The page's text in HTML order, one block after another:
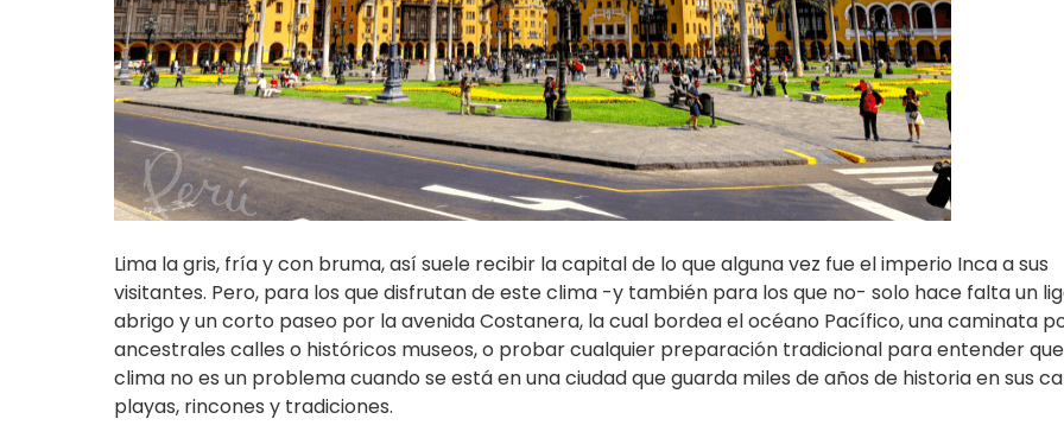
Lima la gris, fría y con bruma, así suele recibir la capital de lo que alguna vez fue el imperio Inca a sus
visitantes. Pero, para los que disfrutan de este clima -y también para los que no- solo hace falta un
abrigo y un corto paseo por la avenida Costanera, la cual bordea el océano Pacífico, una caminata
ancestrales calles o históricos museos, o probar cualquier preparación tradicional para entender
clima no es un problema cuando se está en una ciudad que guarda miles de años de historia en sus
playas, rincones y tradiciones.